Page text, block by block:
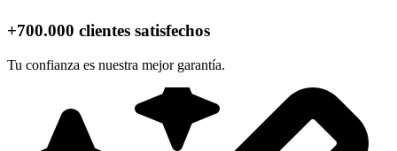
+700.000 clientes satisfechos
Tu confianza es nuestra mejor garantía.